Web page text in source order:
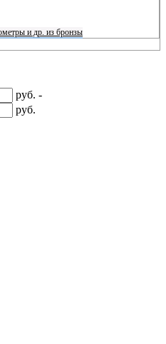
и др. из бронзы
руб. -
руб.